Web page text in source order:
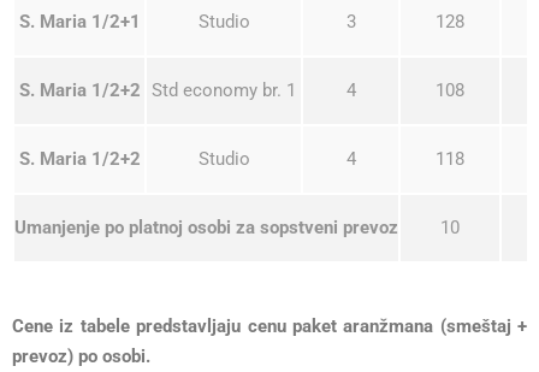
S. Maria 1/2+1 Studio 3 128
S. Maria 1/2+2 Std economy br. 1 4 108
S. Maria 1/2+2 Studio 4 118
Umanjenje po platnoj osobi za sopstveni prevoz 10
Cene iz tabele predstavljaju cenu paket aranžmana (smeštaj +
prevoz) po osobi.